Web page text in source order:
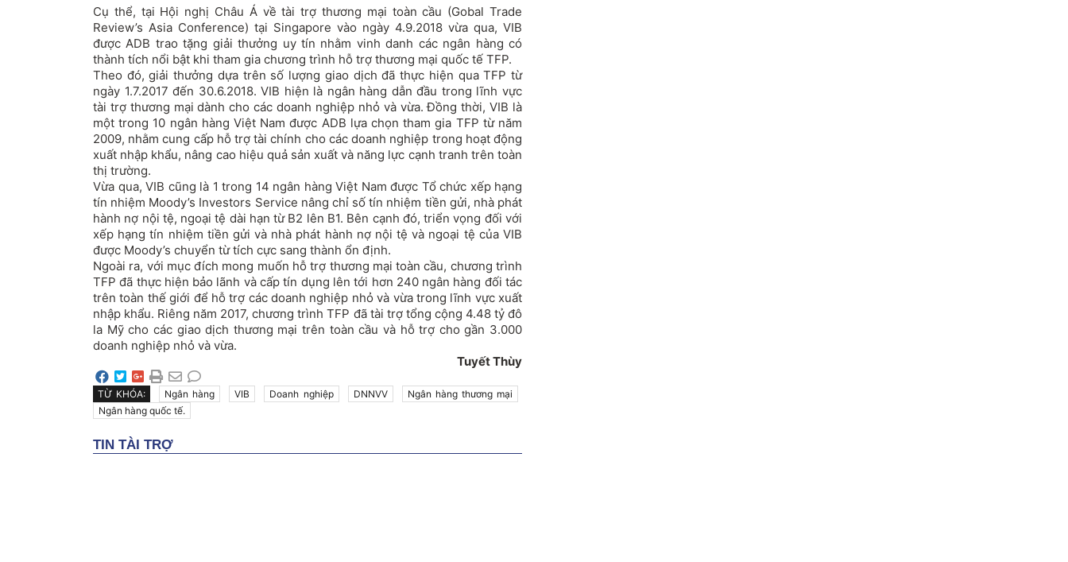
Cụ thể, tại Hội nghị Châu Á về tài trợ thương mại toàn cầu (Gobal Trade
Review’s Asia Conference) tại Singapore vào ngày 4.9.2018 vừa qua, VIB
được ADB trao tặng giải thưởng uy tín nhằm vinh danh các ngân hàng có
thành tích nổi bật khi tham gia chương trình hỗ trợ thương mại quốc tế TFP.
Theo đó, giải thưởng dựa trên số lượng giao dịch đã thực hiện qua TFP từ
ngày 1.7.2017 đến 30.6.2018. VIB hiện là ngân hàng dẫn đầu trong lĩnh vực
tài trợ thương mại dành cho các doanh nghiệp nhỏ và vừa. Đồng thời, VIB là
một trong 10 ngân hàng Việt Nam được ADB lựa chọn tham gia TFP từ năm
2009, nhằm cung cấp hỗ trợ tài chính cho các doanh nghiệp trong hoạt động
xuất nhập khẩu, nâng cao hiệu quả sản xuất và năng lực cạnh tranh trên toàn
thị trường.
Vừa qua, VIB cũng là 1 trong 14 ngân hàng Việt Nam được Tổ chức xếp hạng
tín nhiệm Moody’s Investors Service nâng chỉ số tín nhiệm tiền gửi, nhà phát
hành nợ nội tệ, ngoại tệ dài hạn từ B2 lên B1. Bên cạnh đó, triển vọng đối với
xếp hạng tín nhiệm tiền gửi và nhà phát hành nợ nội tệ và ngoại tệ của VIB
được Moody’s chuyển từ tích cực sang thành ổn định.
Ngoài ra, với mục đích mong muốn hỗ trợ thương mại toàn cầu, chương trình
TFP đã thực hiện bảo lãnh và cấp tín dụng lên tới hơn 240 ngân hàng đối tác
trên toàn thế giới để hỗ trợ các doanh nghiệp nhỏ và vừa trong lĩnh vực xuất
nhập khẩu. Riêng năm 2017, chương trình TFP đã tài trợ tổng cộng 4.48 tỷ đô
la Mỹ cho các giao dịch thương mại trên toàn cầu và hỗ trợ cho gần 3.000
doanh nghiệp nhỏ và vừa.
Tuyết Thùy
TỪ KHÓA: Ngân hàng VIB Doanh nghiệp DNNVV
Ngân hàng thương mại
Ngân hàng quốc tế.